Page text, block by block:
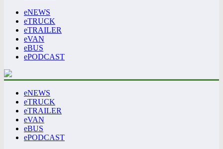
eNEWS
eTRUCK
eTRAILER
eVAN
eBUS
ePODCAST
eNEWS
eTRUCK
eTRAILER
eVAN
eBUS
ePODCAST